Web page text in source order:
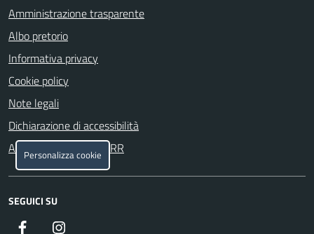
Amministrazione trasparente
Albo pretorio
Informativa privacy
Cookie policy
Note legali
Dichiarazione di accessibilità
Attuazione misure PNRR
SEGUICI SU
Facebook
Personalizza cookie